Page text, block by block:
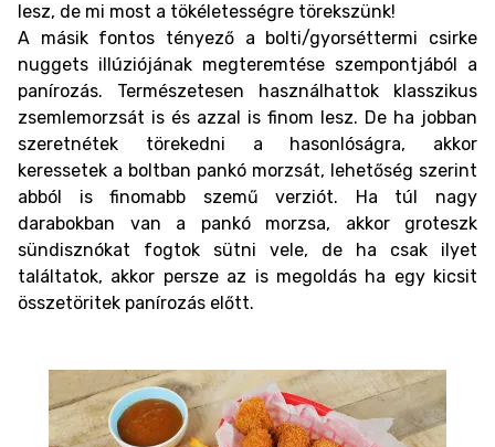
lesz, de mi most a tökéletességre törekszünk!
A másik fontos tényező a bolti/gyorséttermi csirke
nuggets illúziójának megteremtése szempontjából a
panírozás. Természetesen használhattok klasszikus
zsemlemorzsát is és azzal is finom lesz. De ha jobban
szeretnétek törekedni a hasonlóságra, akkor
keressetek a boltban pankó morzsát, lehetőség szerint
abból is finomabb szemű verziót. Ha túl nagy
darabokban van a pankó morzsa, akkor groteszk
sündisznókat fogtok sütni vele, de ha csak ilyet
találtatok, akkor persze az is megoldás ha egy kicsit
összetöritek panírozás előtt.